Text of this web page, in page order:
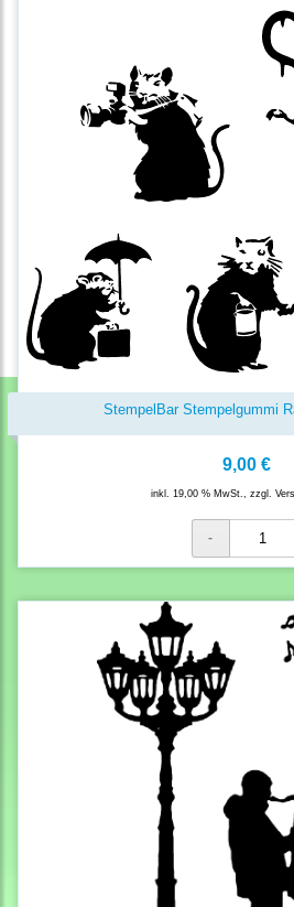
StempelBar Stempelgummi
9,00 €
inkl. 19,00 % MwSt., zzgl.